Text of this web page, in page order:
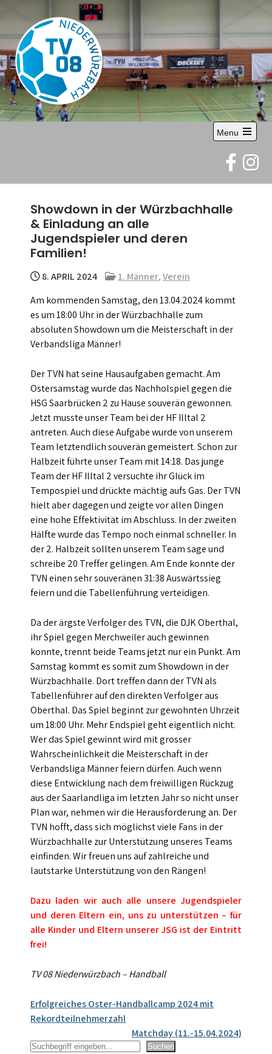
to
content
TV 08
Abteilung Handball
Menu
Open
the
main
menu
Showdown in der Würzbachhalle
& Einladung an alle
Jugendspieler und deren
Familien!
8. APRIL 2024 1. Männer,Verein
Am kommenden Samstag, den 13.04.2024 kommt
es um 18:00 Uhr in der Würzbachhalle zum
absoluten Showdown um die Meisterschaft in der
Verbandsliga Männer!
Der TVN hat seine Hausaufgaben gemacht. Am
Ostersamstag wurde das Nachholspiel gegen die
HSG Saarbrücken 2 zu Hause souverän gewonnen.
Jetzt musste unser Team bei der HF Illtal 2
antreten. Auch diese Aufgabe wurde von unserem
Team letztendlich souverän gemeistert. Schon zur
Halbzeit führte unser Team mit 14:18. Das junge
Team der HF Illtal 2 versuchte ihr Glück im
Tempospiel und drückte mächtig aufs Gas. Der TVN
hielt aber dagegen und zeigte vor allen Dingen
eine hohe Effektivität im Abschluss. In der zweiten
Hälfte wurde das Tempo noch einmal schneller. In
der 2. Halbzeit sollten unserem Team sage und
schreibe 20 Treffer gelingen. Am Ende konnte der
TVN einen sehr souveränen 31:38 Auswärtssieg
feiern und die Tabellenführung verteidigen.
Da der ärgste Verfolger des TVN, die DJK Oberthal,
ihr Spiel gegen Merchweiler auch gewinnen
konnte, trennt beide Teams jetzt nur ein Punkt. Am
Samstag kommt es somit zum Showdown in der
Würzbachhalle. Dort treffen dann der TVN als
Tabellenführer auf den direkten Verfolger aus
Oberthal. Das Spiel beginnt zur gewohnten Uhrzeit
um 18:00 Uhr. Mehr Endspiel geht eigentlich nicht.
Wer das Spiel gewinnt wird mit grosser
Wahrscheinlichkeit die Meisterschaft in der
Verbandsliga Männer feiern dürfen. Auch wenn
diese Entwicklung nach dem freiwilligen Rückzug
aus der Saarlandliga im letzten Jahr so nicht unser
Plan war, nehmen wir die Herausforderung an. Der
TVN hofft, dass sich möglichst viele Fans in der
Würzbachhalle zur Unterstützung unseres Teams
einfinden. Wir freuen uns auf zahlreiche und
lautstarke Unterstützung von den Rängen!
Dazu laden wir auch alle unsere Jugendspieler
und deren Eltern ein, uns zu unterstützen – für
alle Kinder und Eltern unserer JSG ist der Eintritt
frei!
TV 08 Niederwürzbach – Handball
Beitragsnavigation
Erfolgreiches Oster-Handballcamp 2024 mit
Rekordteilnehmerzahl
Matchday (11.-15.04.2024)
Suchen
Suchen